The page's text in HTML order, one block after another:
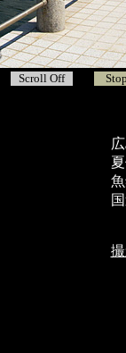
Scroll Off Stop